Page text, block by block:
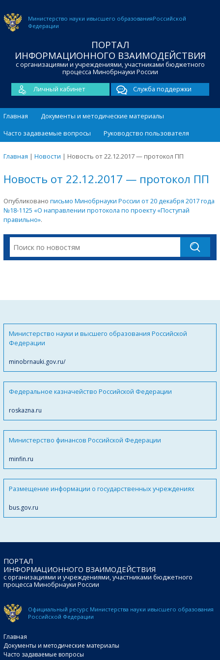
Министерство науки ивысшего образованияРоссийской
Федерации
ПОРТАЛ
ИНФОРМАЦИОННОГО ВЗАИМОДЕЙСТВИЯ
с организациями и учреждениями, участниками бюджетного
процесса Минобрнауки России
Личный кабинет
Служба поддержки
Главная
Документы и методические материалы
Часто задаваемые вопросы
Руководство пользователя
Главная | Новости | Новость от 22.12.2017 — протокол ПП
Новость от 22.12.2017 — протокол ПП
Опубликовано письмо Минобрнауки России от 20 декабря 2017 года
№18-1125 «О направлении протокола по проекту «Поступай
правильно».
Министерство науки и высшего образования Российской
Федерации
minobrnauki.gov.ru/
Федеральное казначейство Российской Федерации
roskazna.ru
Министерство финансов Российской Федерации
minfin.ru
Размещение информации о государственных учреждениях
bus.gov.ru
ПОРТАЛ
ИНФОРМАЦИОННОГО ВЗАИМОДЕЙСТВИЯ
с организациями и учреждениями, участниками бюджетного
процесса Минобрнауки России
Официальный ресурс Министерства науки ивысшего образования
Российской Федерации
Главная
Документы и методические материалы
Часто задаваемые вопросы